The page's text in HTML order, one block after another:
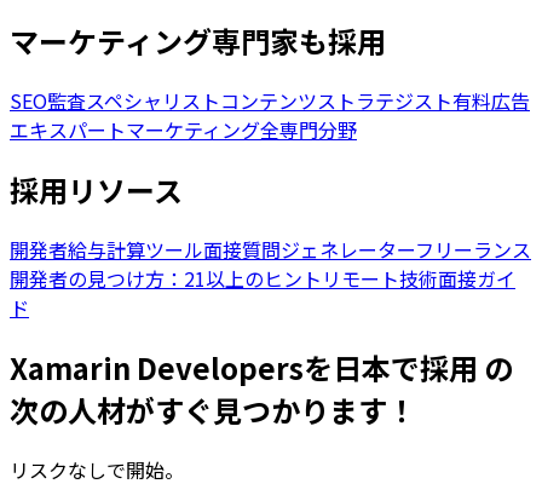
マーケティング専門家も採用
SEO監査スペシャリストコンテンツストラテジスト有料広告
エキスパートマーケティング全専門分野
採用リソース
開発者給与計算ツール面接質問ジェネレーターフリーランス
開発者の見つけ方：21以上のヒント リモート技術面接ガイ
ド
Xamarin Developersを日本で採用 の
次の人材がすぐ見つかります！
リスクなしで開始。